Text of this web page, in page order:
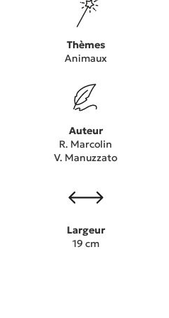
Thèmes
Animaux
Auteur
R. Marcolin
V. Manuzzato
Largeur
19 cm